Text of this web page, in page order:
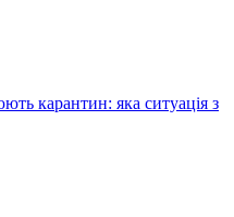
карантин: яка ситуація з